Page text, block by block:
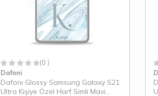
(0 )
Dafoni
Dafoni Glossy Samsung Galaxy S21
Ultra Kişiye Özel Harf Simli Mavi